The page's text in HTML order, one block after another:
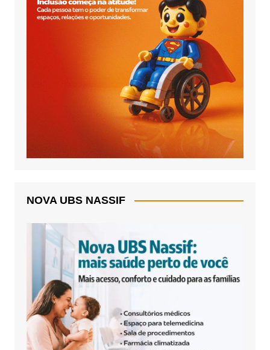
NOVA UBS NASSIF